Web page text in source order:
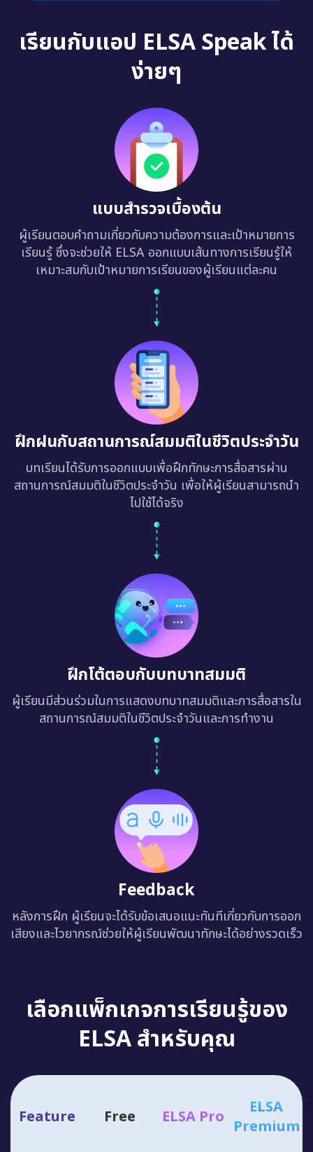
เรียนกับแอป ELSA Speak ได้
ง่ายๆ
แบบสำรวจเบื้องต้น
ผู้เรียนตอบคำถามเกี่ยวกับความต้องการและเป้าหมายการ
เรียนรู้ ซึ่งจะช่วยให้ ELSA ออกแบบเส้นทางการเรียนรู้ให้
เหมาะสมกับเป้าหมายการเรียนของผู้เรียนแต่ละคน
ฝึกฝนกับสถานการณ์สมมติในชีวิตประจำวัน
บทเรียนได้รับการออกแบบเพื่อฝึกทักษะการสื่อสารผ่าน
สถานการณ์สมมติในชีวิตประจำวัน เพื่อให้ผู้เรียนสามารถนำ
ไปใช้ได้จริง
ฝึกโต้ตอบกับบทบาทสมมติ
ผู้เรียนมีส่วนร่วมในการแสดงบทบาทสมมติและการสื่อสารใน
สถานการณ์สมมติในชีวิตประจำวันและการทำงาน
Feedback
หลังการฝึก ผู้เรียนจะได้รับข้อเสนอแนะทันทีเกี่ยวกับการออก
เสียงและไวยากรณ์ช่วยให้ผู้เรียนพัฒนาทักษะได้อย่างรวดเร็ว
เลือกแพ็กเกจการเรียนรู้ของ
ELSA สำหรับคุณ
Feature Free ELSA Pro
ELSA
Premium